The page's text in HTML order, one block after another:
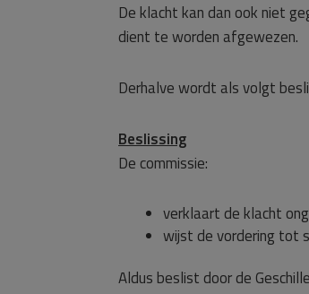
De klacht kan dan ook niet
dient te worden afgewezen.
Derhalve wordt als volgt
Beslissing
De commissie:
verklaart de klacht
wijst de vordering tot
Aldus beslist door de